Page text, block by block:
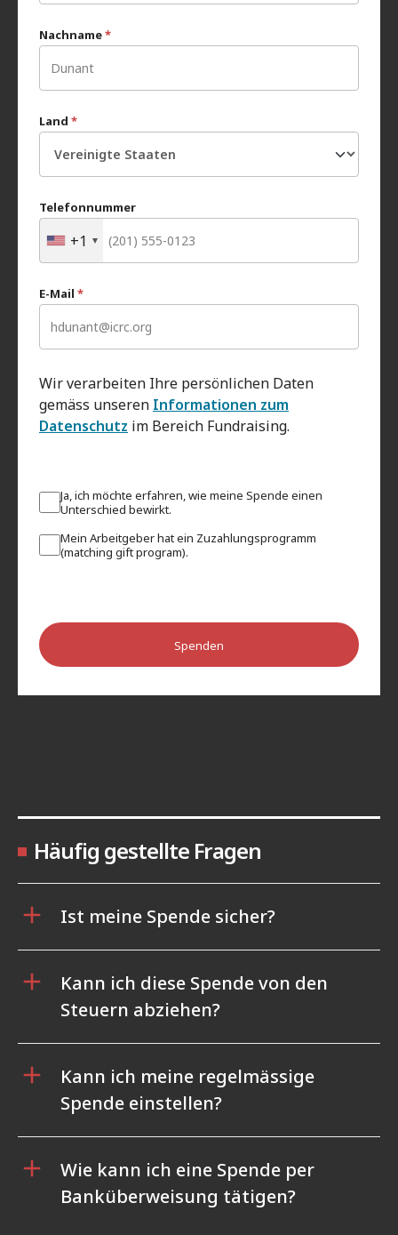
Nachname*
Land *
Telefonnummer
+1
E-Mail *
Wir verarbeiten Ihre persönlichen Daten
gemäss unseren Informationen zum
Datenschutz im Bereich Fundraising.
Ja, ich möchte erfahren, wie meine Spende einen
Unterschied bewirkt.
Mein Arbeitgeber hat ein Zuzahlungsprogramm
(matching gift program).
Spenden
Häufig gestellte Fragen
Ist meine Spende sicher?
Kann ich diese Spende von den
Steuern abziehen?
Kann ich meine regelmässige
Spende einstellen?
Wie kann ich eine Spende per
Banküberweisung tätigen?